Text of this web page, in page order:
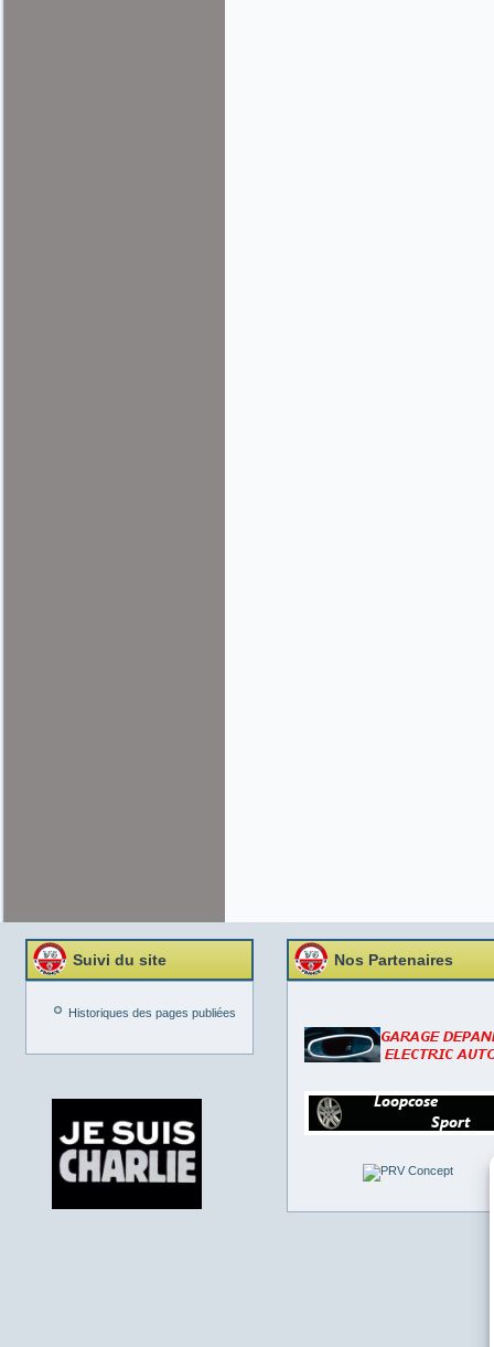
Suivi du site
Historiques des pages publiées
Nos Partenaires